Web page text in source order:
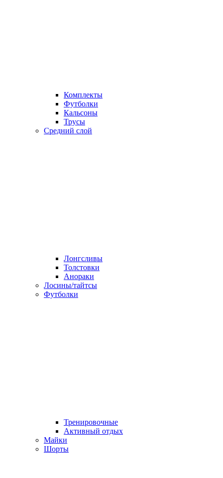
Комплекты
Футболки
Кальсоны
Трусы
Средний слой
Лонгсливы
Толстовки
Анораки
Лосины/тайтсы
Футболки
Тренировочные
Активный отдых
Майки
Шорты